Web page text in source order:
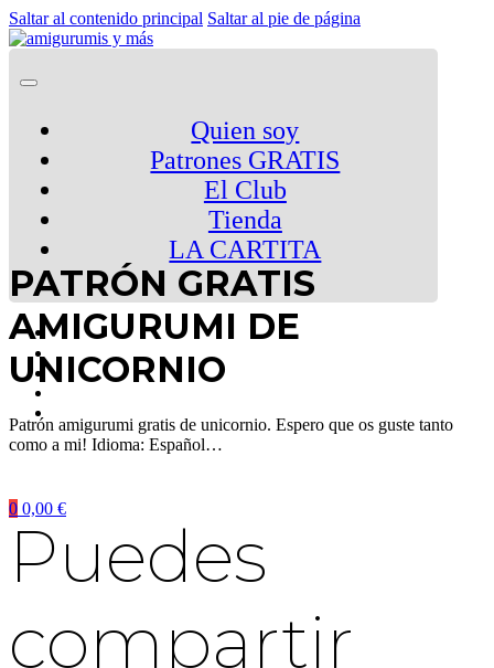
Saltar al contenido principal Saltar al pie de página
Quien soy
Patrones GRATIS
El Club
Tienda
LA CARTITA
0 0,00 €
PATRÓN GRATIS
AMIGURUMI DE
UNICORNIO
Patrón amigurumi gratis de unicornio. Espero que os guste tanto
como a mi! Idioma: Español…
Puedes
compartir